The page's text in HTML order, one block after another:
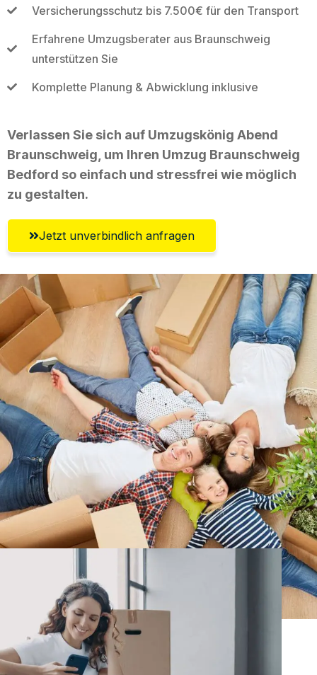
Versicherungsschutz bis 7.500€ für den Transport
Erfahrene Umzugsberater aus Braunschweig
unterstützen Sie
Komplette Planung & Abwicklung inklusive
Verlassen Sie sich auf Umzugskönig Abend
Braunschweig, um Ihren Umzug Braunschweig
Bedford so einfach und stressfrei wie möglich
zu gestalten.
Jetzt unverbindlich anfragen